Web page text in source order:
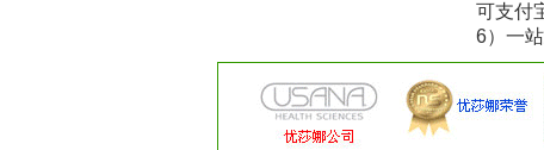
可支付
6）一